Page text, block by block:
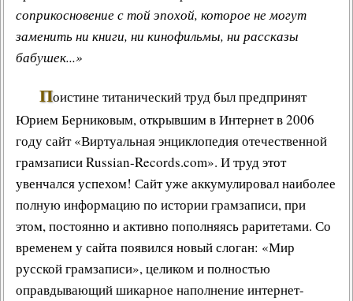
соприкосновение с той эпохой, которое не могут
заменить ни книги, ни кинофильмы, ни рассказы
бабушек...»
Поистине титанический труд был предпринят
Юрием Берниковым, открывшим в Интернет в 2006
году сайт «Виртуальная энциклопедия отечественной
грамзаписиRussian-Records.com». И труд этот
увенчался успехом! Сайт уже аккумулировал наиболее
полную информацию по истории грамзаписи, при
этом, постоянно и активно пополняясь раритетами. Со
временем у сайта появился новый слоган: «Мир
русской грамзаписи», целиком и полностью
оправдывающий шикарное наполнение интернет-